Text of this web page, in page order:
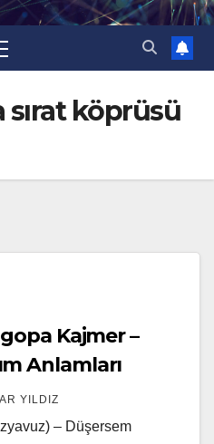
sırat köprüsü
Kajmer –
Anlamları
YILDIZ
– Düşersem